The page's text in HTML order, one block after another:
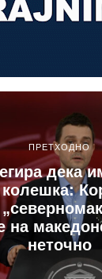
ПРЕТХОДНО
дека
колешка:
на
неточно